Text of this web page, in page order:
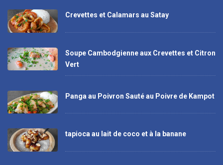
Crevettes et Calamars au Satay
Soupe Cambodgienne aux Crevettes et Citron
Vert
Panga au Poivron Sauté au Poivre de Kampot
tapioca au lait de coco et à la banane